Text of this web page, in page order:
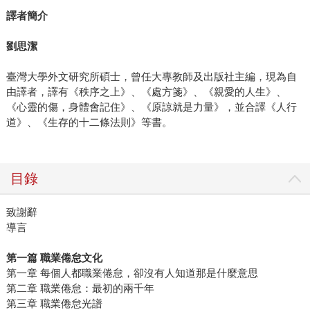
譯者簡介
劉思潔
臺灣大學外文研究所碩士，曾任大專教師及出版社主編，現為自
由譯者，譯有《秩序之上》、《處方箋》、《親愛的人生》、
《心靈的傷，身體會記住》、《原諒就是力量》，並合譯《人行
道》、《生存的十二條法則》等書。
目錄
致謝辭
導言
第一篇 職業倦怠文化
第一章 每個人都職業倦怠，卻沒有人知道那是什麼意思
第二章 職業倦怠：最初的兩千年
第三章 職業倦怠光譜